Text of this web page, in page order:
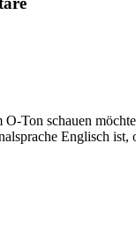
Ton schauen
Englisch ist,